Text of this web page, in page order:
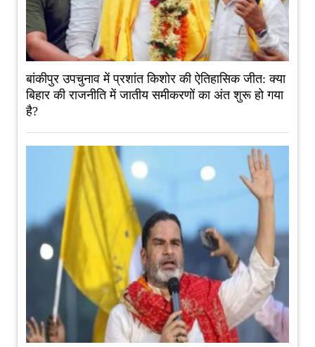
बांकीपुर उपचुनाव में प्रशांत किशोर की ऐतिहासिक जीत: क्या
बिहार की राजनीति में जातीय समीकरणों का अंत शुरू हो गया
है?